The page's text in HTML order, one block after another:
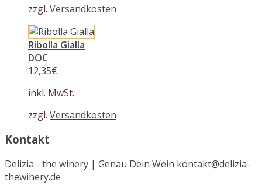
zzgl. Versandkosten
Ribolla Gialla
DOC
12,35€
inkl. MwSt.
zzgl. Versandkosten
Kontakt
Delizia - the winery | Genau Dein Wein kontakt@delizia-
thewinery.de